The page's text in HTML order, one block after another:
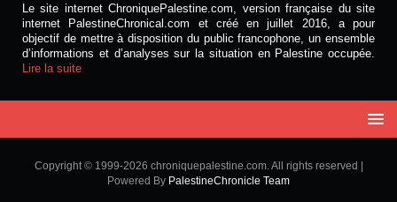
Le site internet ChroniquePalestine.com, version française du site
internet PalestineChronical.com et créé en juillet 2016, a pour
objectif de mettre à disposition du public francophone, un ensemble
d’informations et d’analyses sur la situation en Palestine occupée.
Lire la suite
Copyright © 1999-2026 chroniquepalestine.com. All rights reserved |
Powered By PalestineChronicle Team